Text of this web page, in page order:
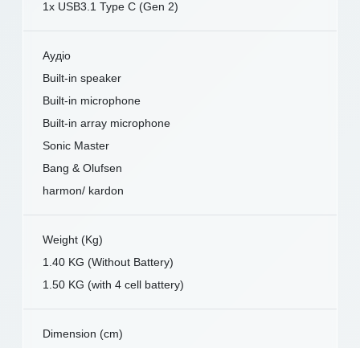
1x USB3.1 Type C (Gen 2)
Аудіо
Built-in speaker
Built-in microphone
Built-in array microphone
Sonic Master
Bang & Olufsen
harmon/ kardon
Weight (Kg)
1.40 KG (Without Battery)
1.50 KG (with 4 cell battery)
Dimension (cm)